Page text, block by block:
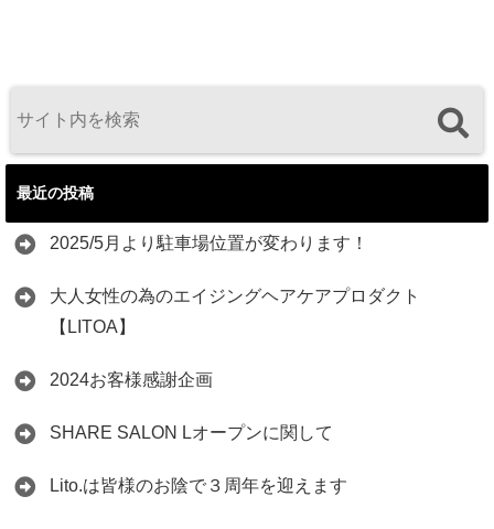
最近の投稿
2025/5月より駐車場位置が変わります！
大人女性の為のエイジングヘアケアプロダクト
【LITOA】
2024お客様感謝企画
SHARE SALON Lオープンに関して
Lito.は皆様のお陰で３周年を迎えます